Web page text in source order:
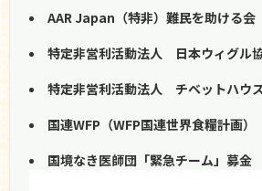
AAR Japan（特非）難民を助ける会
特定非営利活動法人 日本ウィグル
特定非営利活動法人 チベットハウ
国連WFP（WFP国連世界食糧計画）
国境なき医師団「緊急チーム」募金